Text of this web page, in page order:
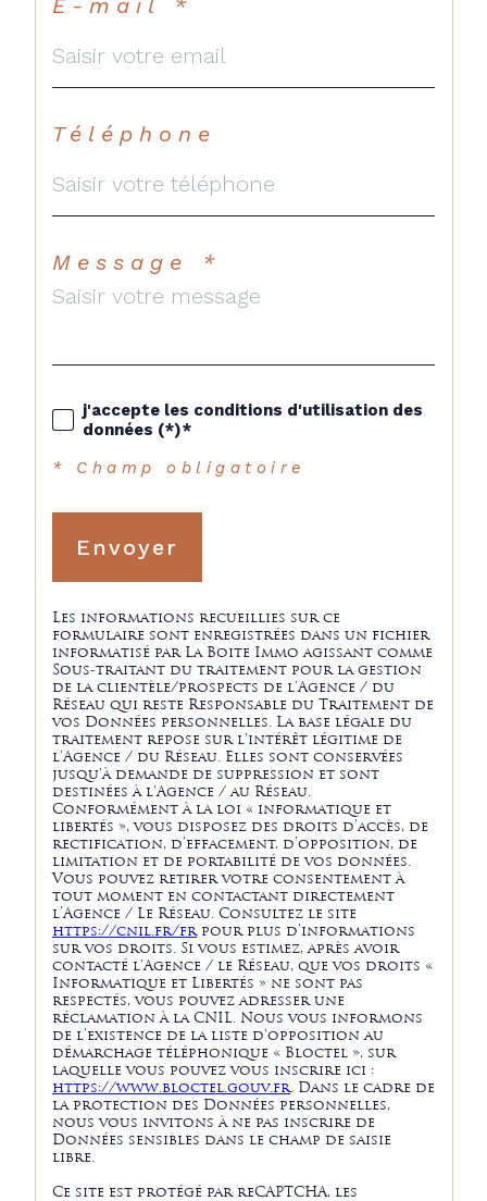
E-mail *
Téléphone
Message *
j'accepte les conditions d'utilisation des
données (*)*
* Champ obligatoire
Envoyer
Les informations recueillies sur ce
formulaire sont enregistrées dans un fichier
informatisé par La Boite Immo agissant comme
Sous-traitant du traitement pour la gestion
de la clientèle/prospects de l'Agence / du
Réseau qui reste Responsable du Traitement de
vos Données personnelles. La base légale du
traitement repose sur l'intérêt légitime de
l'Agence / du Réseau. Elles sont conservées
jusqu'à demande de suppression et sont
destinées à l'Agence / au Réseau.
Conformément à la loi « informatique et
libertés », vous disposez des droits d’accès, de
rectification, d’effacement, d’opposition, de
limitation et de portabilité de vos données.
Vous pouvez retirer votre consentement à
tout moment en contactant directement
l’Agence / Le Réseau. Consultez le site
https://cnil.fr/frpour plus d’informations
sur vos droits. Si vous estimez, après avoir
contacté l'Agence / le Réseau, que vos droits «
Informatique et Libertés » ne sont pas
respectés, vous pouvez adresser une
réclamation à la CNIL. Nous vous informons
de l’existence de la liste d'opposition au
démarchage téléphonique « Bloctel », sur
laquelle vous pouvez vous inscrire ici :
https://www.bloctel.gouv.fr. Dans le cadre de
la protection des Données personnelles,
nous vous invitons à ne pas inscrire de
Données sensibles dans le champ de saisie
libre.
Ce site est protégé par reCAPTCHA, les